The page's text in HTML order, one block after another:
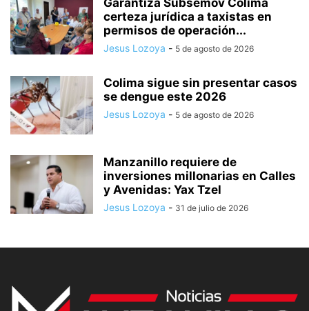
Garantiza Subsemov Colima
certeza jurídica a taxistas en
permisos de operación...
Jesus Lozoya - 5 de agosto de 2026
Colima sigue sin presentar casos
se dengue este 2026
Jesus Lozoya - 5 de agosto de 2026
Manzanillo requiere de
inversiones millonarias en Calles
y Avenidas: Yax Tzel
Jesus Lozoya - 31 de julio de 2026